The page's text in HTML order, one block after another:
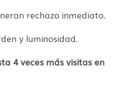
rechazo inmediato.
y luminosidad.
4 veces más visitas en